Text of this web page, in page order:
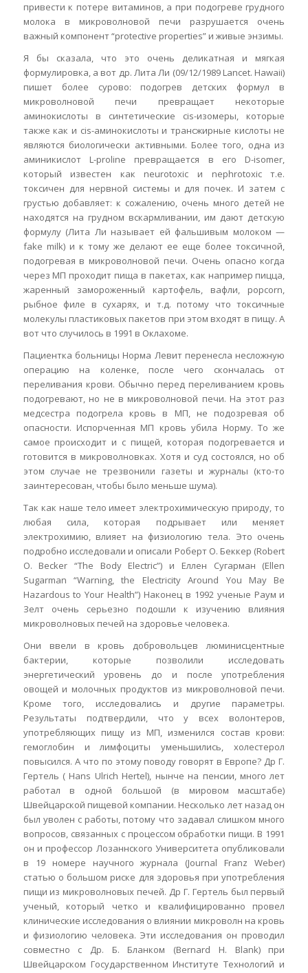
привести к потере витаминов, а при подогреве грудного
молока в микроволновой печи разрушается очень
важный компонент “protective properties” и живые энзимы.
Я бы сказала, что это очень деликатная и мягкая
формулировка, а вот др. Лита Ли (09/12/1989 Lancet. Hawaii)
пишет более сурово: подогрев детских формул в
микроволновой печи превращает некоторые
аминокислоты в синтетические cis-изомеры, которые
также как и cis-аминокислоты и трансжирные кислоты не
являются биологически активными. Более того, одна из
аминикислот L-proline превращается в его D-isomer,
который известен как neurotoxic и nephrotoxic т.е.
токсичен для нервной системы и для почек. И затем с
грустью добавляет: к сожалению, очень много детей не
находятся на грудном вскармливании, им дают детскую
формулу (Лита Ли называет ей фальшивым молоком —
fake milk) и к тому же делают ее eщe более токсичной,
подогревая в микроволновой печи. Очень опасно когда
через МП проходит пища в пакетах, как например пицца,
жаренный замороженный картофель, вафли, popcorn,
рыбное филе в сухарях, и т.д. потому что токсичные
молекулы пластиковых пакетов при этом входят в пищу. A
вoт что случилось в 1991 в Оклахоме.
Пациентка больницы Норма Левит перенесла несложную
операцию на коленке, после чего скончалась от
переливания крови. Обычно перед переливанием кровь
подогревают, но не в микроволновой печи. На этот раз
медсестра подогрела кровь в МП, не подозревая об
опасности. Испорченная МП кровь убила Норму. То же
самое проиcxодит и с пищей, которая подогревается и
готовится в микроволновках. Хотя и суд состоялся, но об
этом случае не трезвонили газеты и журналы (кто-то
заинтересован, чтобы было меньше шума).
Так как наше тело имеет электрохимическую природу, то
любая сила, которая подрывает или меняет
электрохимию, влияет на физиологию тела. Это очень
подробно исследовали и описали Роберт О. Беккер (Robert
O. Becker “The Body Electric”) и Еллен Сугарман (Ellen
Sugarman “Warning, the Electricity Around You May Be
Hazardous to Your Health”) Наконец в 1992 ученые Раум и
Зелт очень серьезно подошли к изучению влияния
микроволновых печей на здоровье человека.
Они ввели в кровь добровольцев люминисцентные
бактерии, которые позволили исследовать
энергетический уровень до и после употребления
овощей и молочных продуктов из микроволновой печи.
Кроме того, исследовались и другие параметры.
Результаты подтвердили, что у всех волонтеров,
употребляющих пищу из МП, изменился состав крови:
гемоглобин и лимфоциты уменьшились, холестерол
повысился. А что по этому поводу говорят в Европе? Др Г.
Гертель ( Hans Ulrich Hertel), нынче на пенсии, много лет
работал в одной большой (в мировом масштабе)
Швейцарской пищевой компании. Несколько лет назад он
был уволен с работы, потому что задавал слишком много
вопросов, связанных с процессом обработки пищи. В 1991
он и профессор Лозаннского Университета опубликовали
в 19 номере научного журнала (Journal Franz Weber)
статью о большом риске для здоровья при употребления
пищи из микроволновых печей. Др Г. Гертель был первый
ученый, который четко и квалифицированно провел
клинические исследования о влиянии микроволн на кровь
и физиoлогию человека. Эти исследования он проводил
совместно с Др. Б. Бланком (Bernard H. Blank) при
Швейцарском Государственном Институте Технологий и